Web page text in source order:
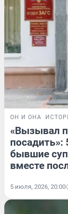
ОН И ОНА
«Вызывал
посадить»:
бывшие
вместе
5 июля, 2026, 20:00